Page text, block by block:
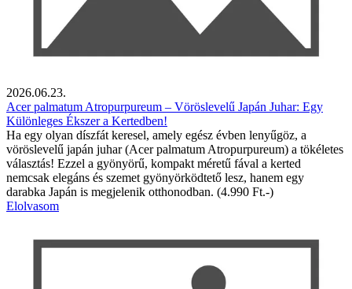
2026.06.23.
Acer palmatum Atropurpureum – Vöröslevelű Japán Juhar: Egy
Különleges Ékszer a Kertedben!
Ha egy olyan díszfát keresel, amely egész évben lenyűgöz, a
vöröslevelű japán juhar (Acer palmatum Atropurpureum) a tökéletes
választás! Ezzel a gyönyörű, kompakt méretű fával a kerted
nemcsak elegáns és szemet gyönyörködtető lesz, hanem egy
darabka Japán is megjelenik otthonodban. (4.990 Ft.-)
Elolvasom